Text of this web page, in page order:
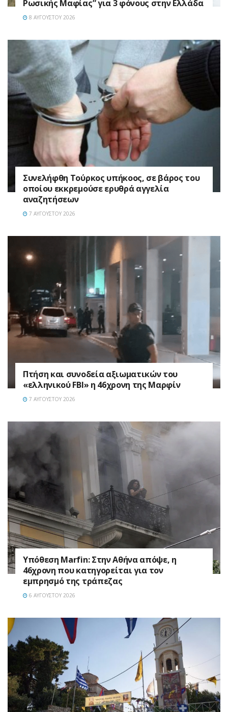
Ρωσικής Μαφίας” για 3 φόνους στην Ελλάδα
8 ΑΥΓΟΎΣΤΟΥ 2026
Συνελήφθη Τούρκος υπήκοος, σε βάρος του
οποίου εκκρεμούσε ερυθρά αγγελία
αναζητήσεων
7 ΑΥΓΟΎΣΤΟΥ 2026
Πτήση και συνοδεία αξιωματικών του
«ελληνικού FBI» η 46χρονη της Μαρφίν
7 ΑΥΓΟΎΣΤΟΥ 2026
Υπόθεση Marfin: Στην Αθήνα απόψε, η
46χρονη που κατηγορείται για τον
εμπρησμό της τράπεζας
6 ΑΥΓΟΎΣΤΟΥ 2026